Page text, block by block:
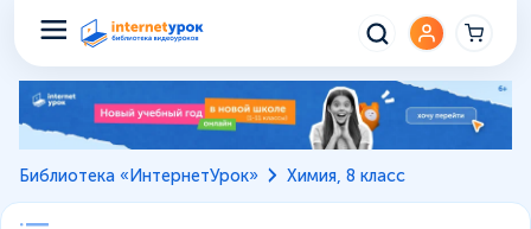
Библиотека «ИнтернетУрок» Химия, 8 класс